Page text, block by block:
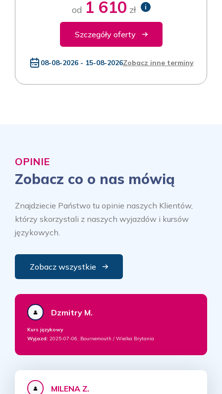
od 1 610 zł i
Szczegóły oferty
08-08-2026 - 15-08-2026Zobacz inne terminy
OPINIE
Zobacz co o nas mówią
Znajdziecie Państwo tu opinie naszych Klientów,
którzy skorzystali z naszych wyjazdów i kursów
językowych.
Zobacz wszystkie
Dzmitry M.
Kurs językowy
Wyjazd: 2025-07-06, Bournemouth / Wielka Brytania
MILENA Z.